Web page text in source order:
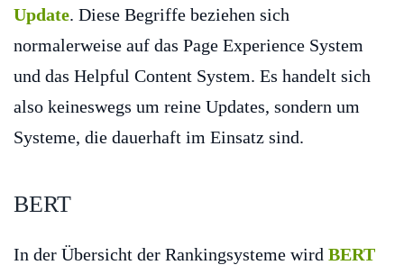
Update. Diese Begriffe beziehen sich
normalerweise auf das Page Experience System
und das Helpful Content System. Es handelt sich
also keineswegs um reine Updates, sondern um
Systeme, die dauerhaft im Einsatz sind.
BERT
In der Übersicht der Rankingsysteme wird BERT